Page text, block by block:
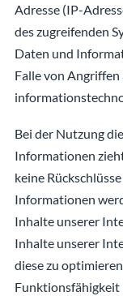
Adresse (IP-
des zugreifenden
Daten und
Falle von Angriffen
Bei der Nutzung
Informationen
keine
Informationen
Inhalte unserer
Inhalte unserer
diese zu